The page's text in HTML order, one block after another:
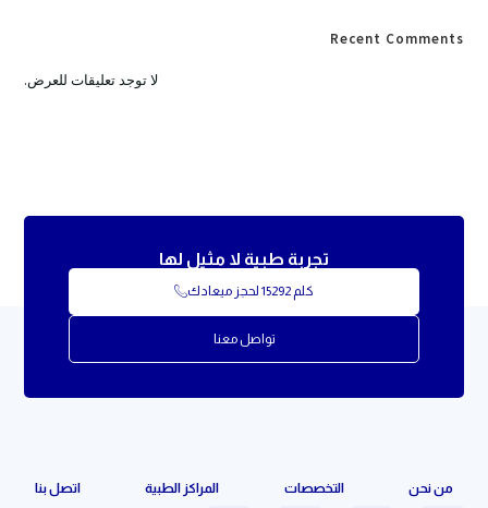
Recent Comments
لا توجد تعليقات للعرض.
تجربة طبية لا مثيل لها
كلم 15292 لحجز ميعادك
تواصل معنا
من نحن التخصصات المراكز الطبية اتصل بنا